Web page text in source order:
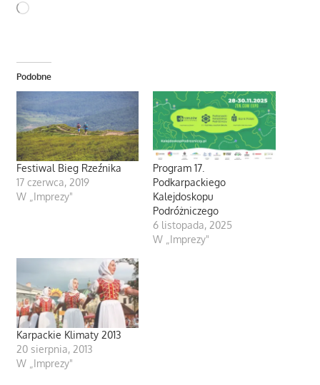
Wczytywanie…
Podobne
Festiwal Bieg Rzeźnika
17 czerwca, 2019
W „Imprezy"
Program 17.
Podkarpackiego
Kalejdoskopu
Podróżniczego
6 listopada, 2025
W „Imprezy"
Karpackie Klimaty 2013
20 sierpnia, 2013
W „Imprezy"